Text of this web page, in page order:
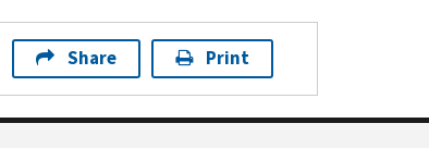
Share Print